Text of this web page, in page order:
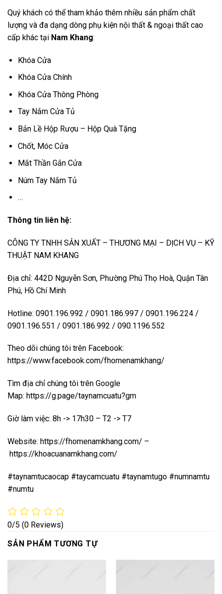
Quý khách có thể tham khảo thêm nhiều sản phẩm chất
lượng và đa dạng dòng phụ kiện nội thất & ngoại thất cao
cấp khác tại Nam Khang:
Khóa Cửa
Khóa Cửa Chính
Khóa Cửa Thông Phòng
Tay Nắm Cửa Tủ
Bản Lề Hộp Rượu – Hộp Quà Tặng
Chốt, Móc Cửa
Mắt Thần Gắn Cửa
Núm Tay Nắm Tủ
…
Thông tin liên hệ:
CÔNG TY TNHH SẢN XUẤT – THƯƠNG MẠI – DỊCH VỤ – KỸ
THUẬT NAM KHANG
Địa chỉ: 442D Nguyễn Sơn, Phường Phú Thọ Hoà, Quận Tân
Phú, Hồ Chí Minh
Hotline: 0901.196.992 / 0901.186.997 / 0901.196.224 /
0901.196.551 / 0901.186.992 / 090.1196.552
Theo dõi chúng tôi trên Facebook:
https://www.facebook.com/fhomenamkhang/
Tìm địa chỉ chúng tôi trên Google
Map: https://g.page/taynamcuatu?gm
Giờ làm việc: 8h -> 17h30 – T2 -> T7
Website: https://fhomenamkhang.com/ –
https://khoacuanamkhang.com/
#taynamtucaocap #taycamcuatu #taynamtugo #numnamtu
#numtu
0/5 (0 Reviews)
SẢN PHẨM TƯƠNG TỰ